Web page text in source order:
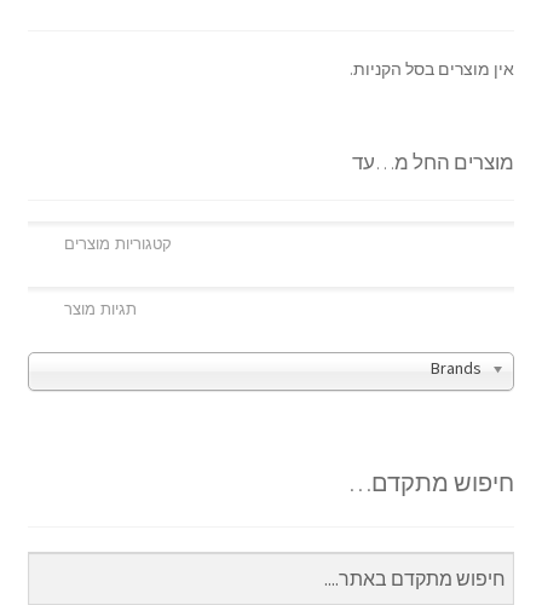
אין מוצרים בסל הקניות.
מוצרים החל מ…עד
Brands
חיפוש מתקדם…